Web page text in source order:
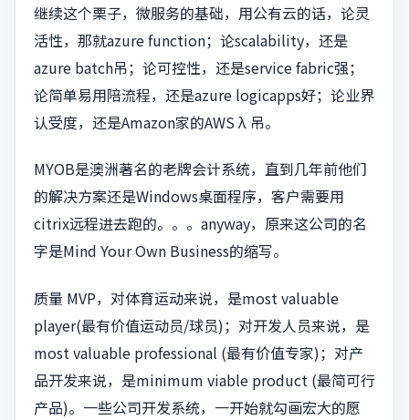
继续这个栗子，微服务的基础，用公有云的话，论灵
活性，那就azure function；论scalability，还是
azure batch吊；论可控性，还是service fabric强；
论简单易用陪流程，还是azure logicapps好；论业界
认受度，还是Amazon家的AWS λ 吊。
MYOB是澳洲著名的老牌会计系统，直到几年前他们
的解决方案还是Windows桌面程序，客户需要用
citrix远程进去跑的。。。anyway，原来这公司的名
字是Mind Your Own Business的缩写。
质量 MVP，对体育运动来说，是most valuable
player(最有价值运动员/球员)；对开发人员来说，是
most valuable professional (最有价值专家)；对产
品开发来说，是minimum viable product (最简可行
产品)。一些公司开发系统，一开始就勾画宏大的愿